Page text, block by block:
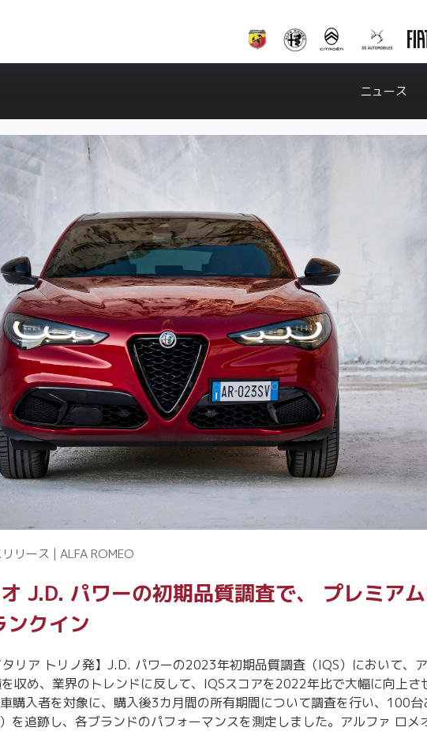
ニュース
リース | ALFA ROMEO
J.D. パワーの初期品質調査で、 プレミア
クイン
リア トリノ発】J.D. パワーの2023年初期品質調査（IQS）において、
収め、業界のトレンドに反して、IQSスコアを2022年比で大幅に向上さ
購入者を対象に、購入後3カ月間の所有期間について調査を行い、100台
を追跡し、各ブランドのパフォーマンスを測定しました。アルファ ロメ